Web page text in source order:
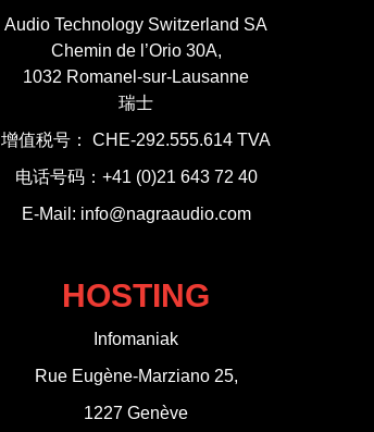
Audio Technology Switzerland SA
Chemin de l’Orio 30A,
1032 Romanel-sur-Lausanne
瑞士
增值税号： CHE-292.555.614 TVA
电话号码：+41 (0)21 643 72 40
E-Mail: info@nagraaudio.com
HOSTING
Infomaniak
Rue Eugène-Marziano 25,
1227 Genève